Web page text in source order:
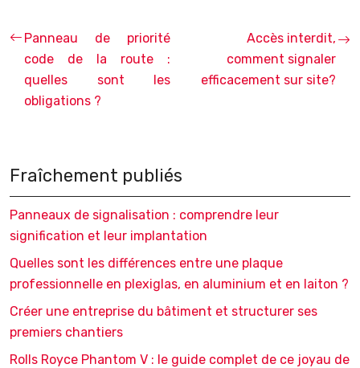
Panneau de priorité
code de la route :
quelles sont les
obligations ?
Accès interdit,
comment signaler
efficacement sur site?
Fraîchement publiés
Panneaux de signalisation : comprendre leur
signification et leur implantation
Quelles sont les différences entre une plaque
professionnelle en plexiglas, en aluminium et en laiton ?
Créer une entreprise du bâtiment et structurer ses
premiers chantiers
Rolls Royce Phantom V : le guide complet de ce joyau de